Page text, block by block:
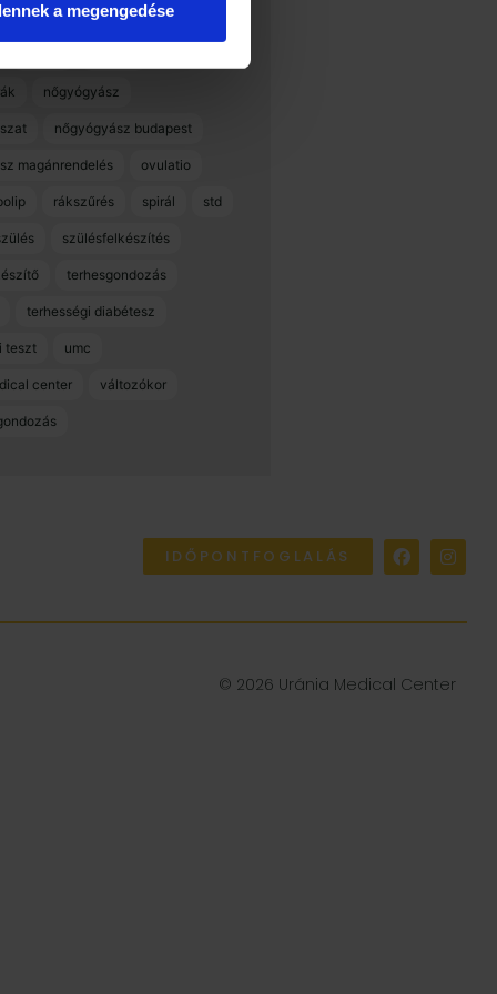
a megengedése
késik menstruációs ciklus
nőgyógyász
nőgyógyász budapest
magánrendelés ovulatio
rákszűrés spirál std
szülésfelkészítés
terhesgondozás
terhességi diabétesz
teszt umc
center változókor
IDŐPONTFOGLALÁS
© 2026 Uránia Medical Center